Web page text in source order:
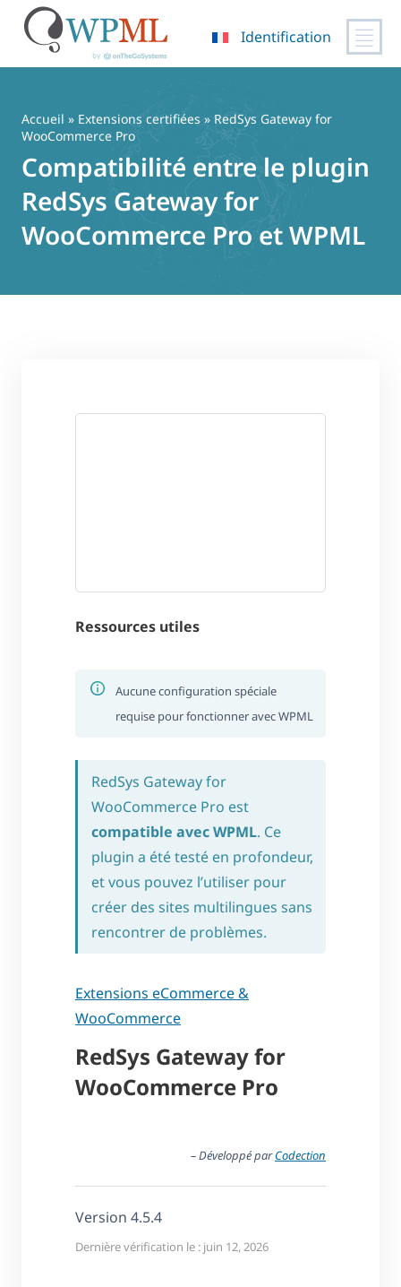
contenu
Identification
Accueil » Extensions certifiées » RedSys Gateway for
WooCommerce Pro
Compatibilité entre le plugin
RedSys Gateway for
WooCommerce Pro et WPML
Ressources utiles
Aucune configuration spéciale
requise pour fonctionner avec WPML
RedSys Gateway for
WooCommerce Pro est
compatible avec WPML. Ce
plugin a été testé en profondeur,
et vous pouvez l’utiliser pour
créer des sites multilingues sans
rencontrer de problèmes.
Extensions eCommerce &
WooCommerce
RedSys Gateway for
WooCommerce Pro
– Développé parCodection
Version 4.5.4
Dernière vérification le : juin 12, 2026